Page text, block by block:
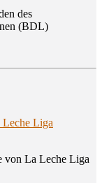
des
(BDL)
von La Leche Liga